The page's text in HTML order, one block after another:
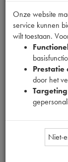
Productnummer
1900811
Prijs
103,
Dit product kan
Mail ons
Onze website
service kunnen
wilt toestaan.
Prestatie
door het
Niet-